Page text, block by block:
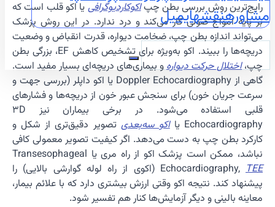
مشاورهنقشهایمیل
رایج‌ترین روش بررسی بطن چپاکوکاردیوگرافی یا اکو قلب است که
بر پایه امواج صوتی کار می‌کند و درد ندارد. در این روش پزشک
می‌تواند اندازه بطن چپ، ضخامت دیواره، قدرت انقباض و وضعیت
دریچه‌ها را ببیند. اکو به‌ویژه برای تشخیص کاهش EF، بزرگی بطن
چپ،اختلال حرکت دیوارهو بیماری‌های دریچه‌ای بسیار مفید است.
گاهی از Doppler Echocardiography یا اکو داپلر (بررسی جهت و
سرعت جریان خون) برای سنجش عبور خون از دریچه‌ها و فشارهای
قلبی استفاده می‌شود. در برخی بیماران نیز 3D
Echocardiography یا
اکو سه‌بعدی تصویر دقیق‌تری از شکل و
کارکرد بطن چپ به دست می‌دهد. اگر کیفیت تصویر معمولی کافی
نباشد، ممکن است پزشک اکو از راه مری یا Transesophageal
Echocardiography, TEE
(اکوی از راه لوله گوارشی بالایی) را
پیشنهاد کند. نتیجه اکو وقتی ارزش بیشتری دارد که با علائم بیمار،
معاینه بالینی و دیگر آزمایش‌ها کنار هم تفسیر شود.